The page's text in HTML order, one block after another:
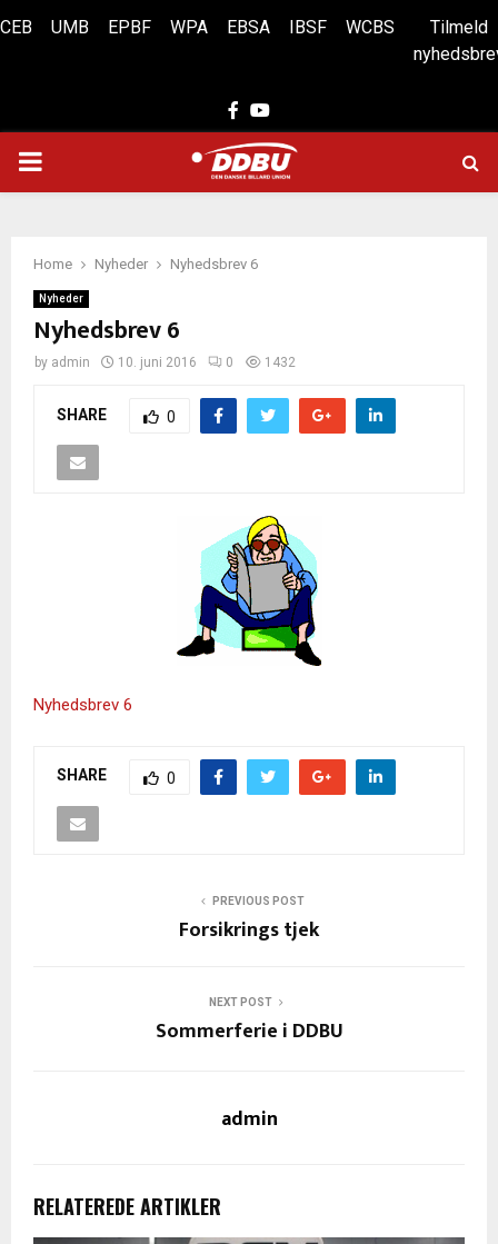
CEB UMB EPBF WPA EBSA IBSF WCBS
Tilmeld
Facebook
Youtube
PRIMARY
Home Nyheder Nyhedsbrev 6
Nyheder
Nyhedsbrev 6
by admin 10. juni 2016 0 1432
SHARE 0
Nyhedsbrev 6
SHARE 0
PREVIOUS POST
Forsikrings tjek
NEXT POST
Sommerferie i DDBU
admin
RELATEREDE ARTIKLER